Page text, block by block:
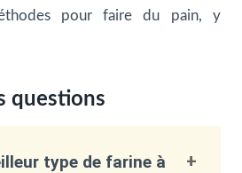
pour faire du pain, y
questions
type de farine à